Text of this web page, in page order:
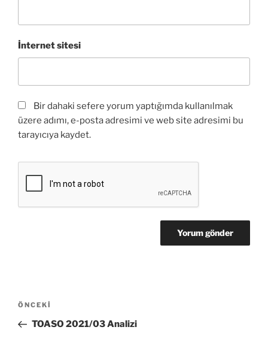
İnternet sitesi
Bir dahaki sefere yorum yaptığımda kullanılmak
üzere adımı, e-posta adresimi ve web site adresimi bu
tarayıcıya kaydet.
Yazı
Önceki
Yazı
ÖNCEKI
TOASO 2021/03 Analizi